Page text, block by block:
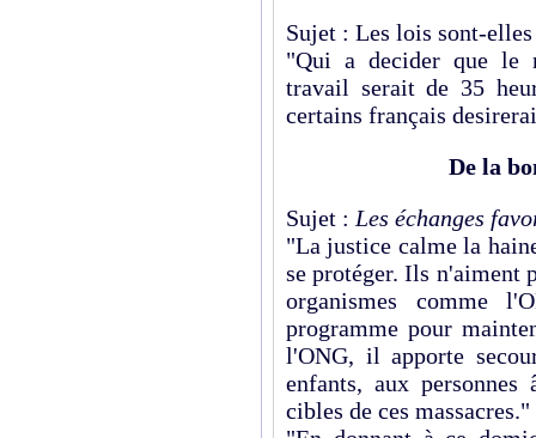
Sujet : Les lois sont-
"Qui a decider que le
travail serait de 35
certains français
De la
Sujet : Les échanges
"La justice calme la
se protéger. Ils n'aiment
organismes comme
programme pour
l'ONG, il apporte
enfants, aux personnes
cibles de ces massacres."